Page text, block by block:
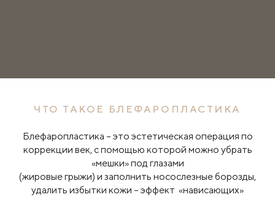
ЧТО ТАКОЕ БЛЕФАРОПЛАСТИКА
Блефаропластика – это эстетическая операция по
коррекции век, с помощью которой можно убрать
«мешки» под глазами
(жировые грыжи) и заполнить носослезные борозды,
удалить избытки кожи – эффект «нависающих»